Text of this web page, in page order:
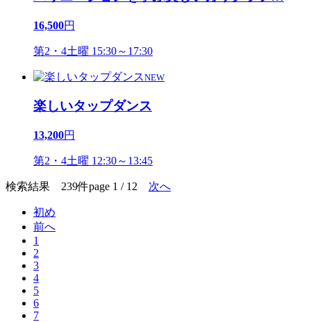
16,500円
第2・4土曜 15:30～17:30
NEW
楽しいタップダンス
13,200円
第2・4土曜 12:30～13:45
検索結果 239件page 1 / 12 次へ
初め
前へ
1
2
3
4
5
6
7